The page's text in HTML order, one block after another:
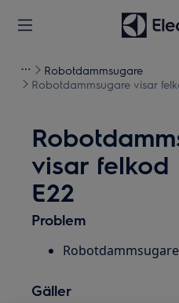
Robotdammsugare
Robotdammsugare visar
visar felkod
E22
Problem
Gäller